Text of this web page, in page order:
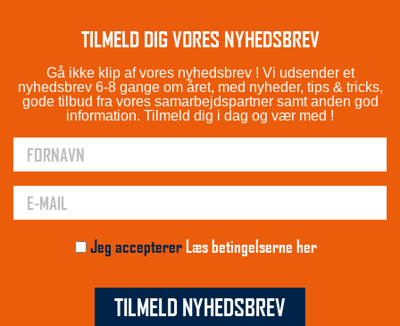
TILMELD DIG VORES NYHEDSBREV
Gå ikke klip af vores nyhedsbrev ! Vi udsender et
nyhedsbrev 6-8 gange om året, med nyheder, tips & tricks,
gode tilbud fra vores samarbejdspartner samt anden god
information. Tilmeld dig i dag og vær med !
Jeg acceptererLæs betingelserne her
TILMELD NYHEDSBREV